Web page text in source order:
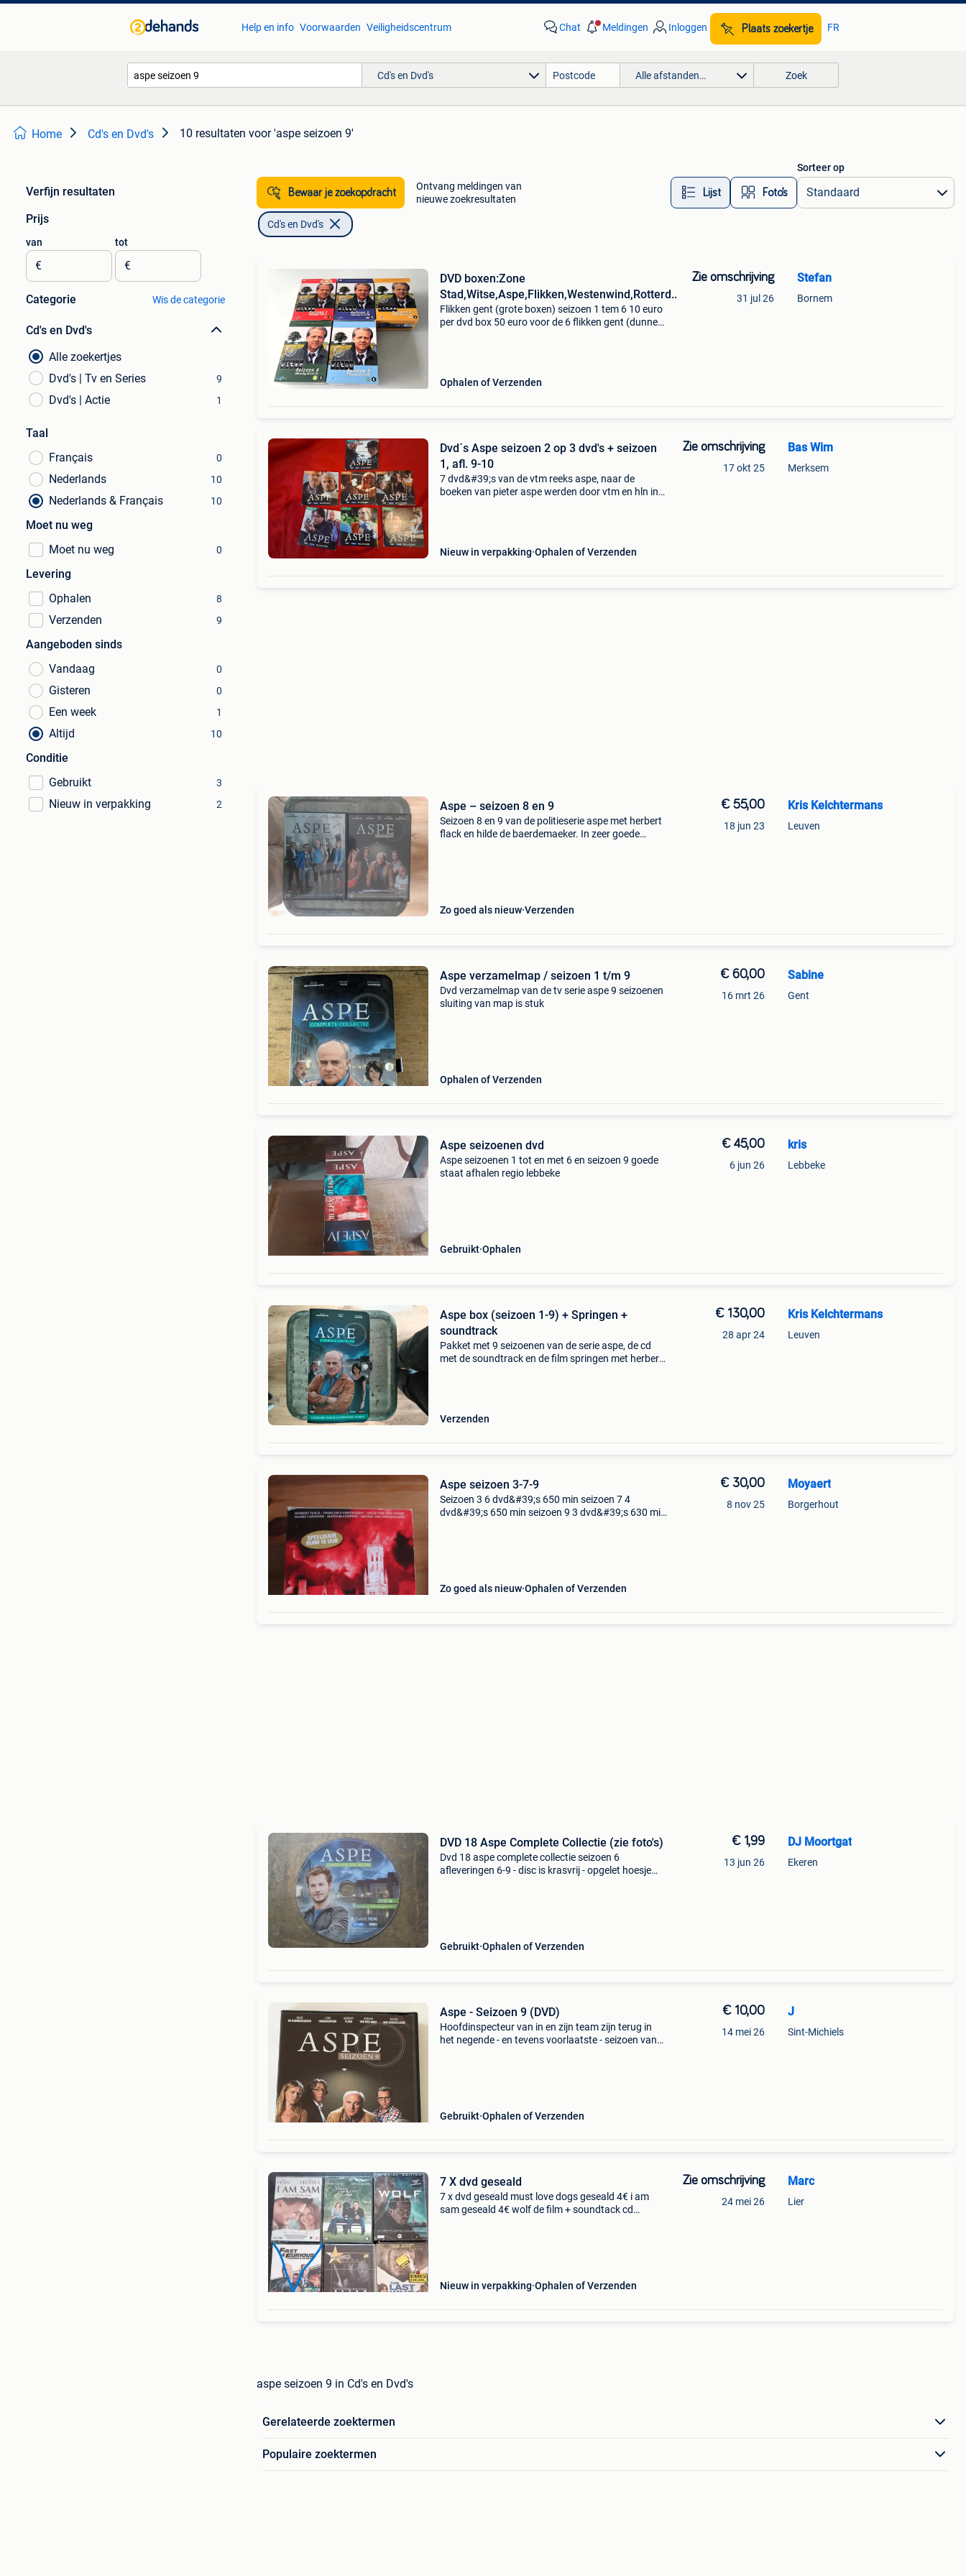
Help en info Voorwaarden Veiligheidscentrum Chat Meldingen Inloggen Plaats zoekertje FR
Cd's en Dvd's Alle afstanden… Zoek
Home Cd's en Dvd's 10 resultaten voor 'aspe seizoen 9'
Verfijn resultaten
Prijs
van
€
tot
€
Categorie Wis de categorie
Cd's en Dvd's
Alle zoekertjes
Dvd's | Tv en Series
9
Dvd's | Actie 1
Taal
Français
0
Nederlands 10
Nederlands & Français 10
Moet nu weg
Moet nu weg
0
Levering
Ophalen
8
Verzenden 9
Aangeboden sinds
Vandaag
0
Gisteren 0
Een week 1
Altijd 10
Conditie
Gebruikt
3
Nieuw in verpakking 2
Bewaar je zoekopdracht
Ontvang meldingen van
nieuwe zoekresultaten
Lijst Foto’s
Sorteer op
Cd's en Dvd's
DVD boxen:Zone
Stad,Witse,Aspe,Flikken,Westenwind,Rotterd..
Flikken gent (grote boxen) seizoen 1 tem 6 10 euro
per dvd box 50 euro voor de 6 flikken gent (dunne
Ophalen of Verzenden
Zie omschrijving
31 jul 26
Stefan
Bornem
Dvd´s Aspe seizoen 2 op 3 dvd's + seizoen
1, afl. 9-10
7 dvd&#39;s van de vtm reeks aspe, naar de
boeken van pieter aspe werden door vtm en hln in
Nieuw in verpakking Ophalen of Verzenden
Zie omschrijving
17 okt 25
Bas Wim
Merksem
Aspe – seizoen 8 en 9
Seizoen 8 en 9 van de politieserie aspe met herbert
flack en hilde de baerdemaeker. In zeer goede
Zo goed als nieuw Verzenden
€ 55,00
18 jun 23
Kris Kelchtermans
Leuven
Aspe verzamelmap / seizoen 1 t/m 9
Dvd verzamelmap van de tv serie aspe 9 seizoenen
sluiting van map is stuk
Ophalen of Verzenden
€ 60,00
16 mrt 26
Sabine
Gent
Aspe seizoenen dvd
Aspe seizoenen 1 tot en met 6 en seizoen 9 goede
staat afhalen regio lebbeke
Gebruikt Ophalen
€ 45,00
6 jun 26
kris
Lebbeke
Aspe box (seizoen 1-9) + Springen +
soundtrack
Pakket met 9 seizoenen van de serie aspe, de cd
met de soundtrack en de film springen met herbert
Verzenden
€ 130,00
28 apr 24
Kris Kelchtermans
Leuven
Aspe seizoen 3-7-9
Seizoen 3 6 dvd&#39;s 650 min seizoen 7 4
dvd&#39;s 650 min seizoen 9 3 dvd&#39;s 630 min
Zo goed als nieuw Ophalen of Verzenden
€ 30,00
8 nov 25
Moyaert
Borgerhout
DVD 18 Aspe Complete Collectie (zie foto's)
Dvd 18 aspe complete collectie seizoen 6
afleveringen 6-9 - disc is krasvrij - opgelet hoesje
Gebruikt Ophalen of Verzenden
€ 1,99
13 jun 26
DJ Moortgat
Ekeren
Aspe - Seizoen 9 (DVD)
Hoofdinspecteur van in en zijn team zijn terug in
het negende - en tevens voorlaatste - seizoen van
Gebruikt Ophalen of Verzenden
€ 10,00
14 mei 26
J
Sint-Michiels
7 X dvd geseald
7 x dvd geseald must love dogs geseald 4€ i am
sam geseald 4€ wolf de film + soundtack cd
Nieuw in verpakking Ophalen of Verzenden
Zie omschrijving
24 mei 26
Marc
Lier
aspe seizoen 9 in Cd's en Dvd's
Gerelateerde zoektermen
Populaire zoektermen